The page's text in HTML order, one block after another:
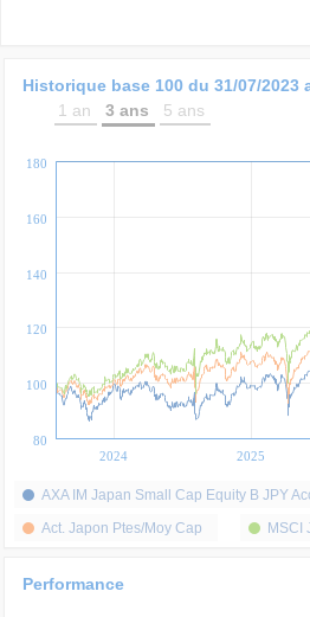
Historique base 100 du 31/07/2023
1 an
3 ans 5 ans
2024 2025
80
100
120
140
160
180
AXA IM Japan Small Cap Equity B JPY
Act. Japon Ptes/Moy Cap
MSCI
Performance